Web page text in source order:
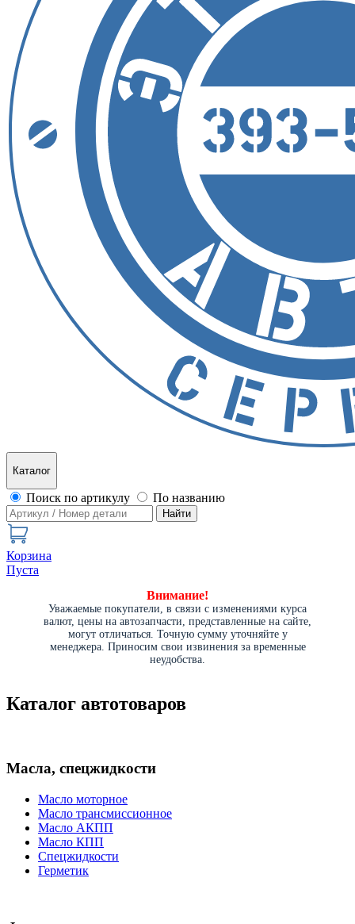
Каталог
Поиск по артикулу По названию
Найти
Корзина
Пуста
Внимание!
Уважаемые покупатели, в связи с изменениями курса
валют, цены на автозапчасти, представленные на сайте,
могут отличаться. Точную сумму уточняйте у
менеджера. Приносим свои извинения за временные
неудобства.
Каталог автотоваров
Масла, спецжидкости
Масло моторное
Масло трансмиссионное
Масло АКПП
Масло КПП
Спецжидкости
Герметик